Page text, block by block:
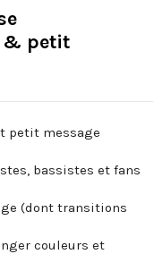
& petit
petit message
bassistes et fans
(dont transitions
couleurs et